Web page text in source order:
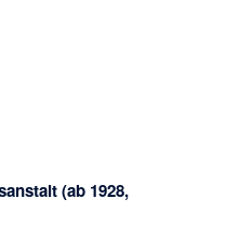
(ab 1928,